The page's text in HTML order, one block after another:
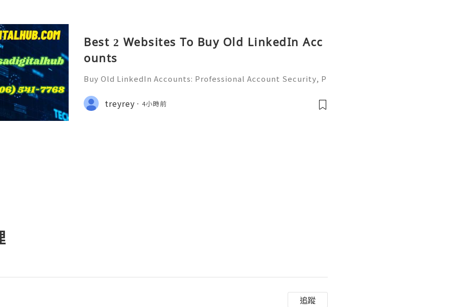
Best 2 Websites To Buy Old LinkedIn Acc
ounts
Buy Old LinkedIn Accounts: Professional Account Security, P
ide 2026) 💫💎💲💫🌐✨💎Fast & Reliable 24/7 Customer Suppo
rt 💫💎💲💫🌐✨💎WhatsApp :+1 (506) 541-7
treyrey 4小時前
追蹤